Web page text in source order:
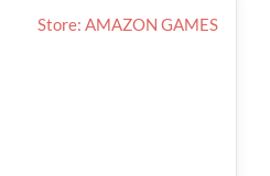
Store: AMAZON GAMES